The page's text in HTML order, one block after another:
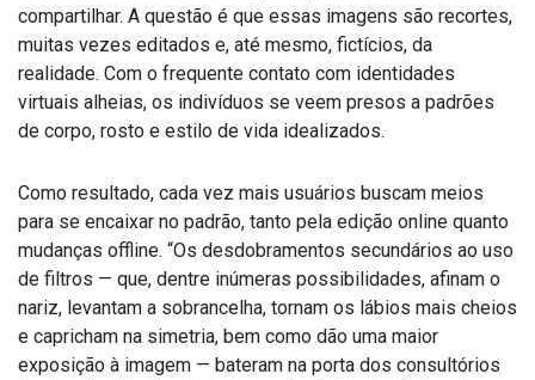
compartilhar. A questão é que essas imagens são recortes,
muitas vezes editados e, até mesmo, fictícios, da
realidade. Com o frequente contato com identidades
virtuais alheias, os indivíduos se veem presos a padrões
de corpo, rosto e estilo de vida idealizados.
Como resultado, cada vez mais usuários buscam meios
para se encaixar no padrão, tanto pela edição online quanto
mudanças offline. “Os desdobramentos secundários ao uso
de filtros — que, dentre inúmeras possibilidades, afinam o
nariz, levantam a sobrancelha, tornam os lábios mais cheios
e capricham na simetria, bem como dão uma maior
exposição à imagem — bateram na porta dos consultórios